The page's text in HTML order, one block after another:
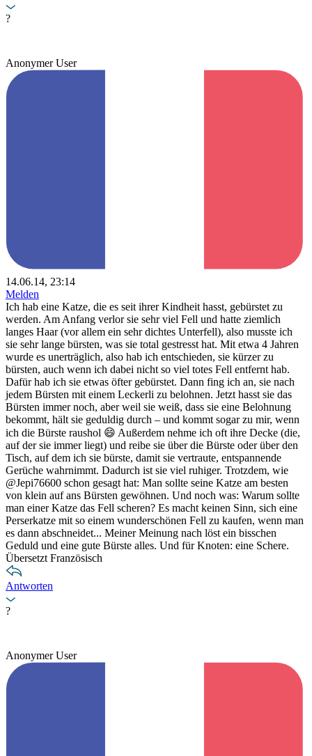
?
Anonymer User
14.06.14, 23:14
Melden
Ich hab eine Katze, die es seit ihrer Kindheit hasst, gebürstet zu
werden. Am Anfang verlor sie sehr viel Fell und hatte ziemlich
langes Haar (vor allem ein sehr dichtes Unterfell), also musste ich
sie sehr lange bürsten, was sie total gestresst hat. Mit etwa 4 Jahren
wurde es unerträglich, also hab ich entschieden, sie kürzer zu
bürsten, auch wenn ich dabei nicht so viel totes Fell entfernt hab.
Dafür hab ich sie etwas öfter gebürstet. Dann fing ich an, sie nach
jedem Bürsten mit einem Leckerli zu belohnen. Jetzt hasst sie das
Bürsten immer noch, aber weil sie weiß, dass sie eine Belohnung
bekommt, hält sie geduldig durch – und kommt sogar zu mir, wenn
ich die Bürste raushol 😄 Außerdem nehme ich oft ihre Decke (die,
auf der sie immer liegt) und reibe sie über die Bürste oder über den
Tisch, auf dem ich sie bürste, damit sie vertraute, entspannende
Gerüche wahrnimmt. Dadurch ist sie viel ruhiger. Trotzdem, wie
@Jepi76600 schon gesagt hat: Man sollte seine Katze am besten
von klein auf ans Bürsten gewöhnen. Und noch was: Warum sollte
man einer Katze das Fell scheren? Es macht keinen Sinn, sich eine
Perserkatze mit so einem wunderschönen Fell zu kaufen, wenn man
es dann abschneidet... Meiner Meinung nach löst ein bisschen
Geduld und eine gute Bürste alles. Und für Knoten: eine Schere.
Übersetzt Französisch
Antworten
?
Anonymer User